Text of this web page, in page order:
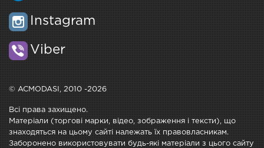
Instagram
Viber
© ACMODASI, 2010 -2026
Всі права захищено.
Матеріали (торгові марки, відео, зображення і тексти), що
знаходяться на цьому сайті належать їх правовласникам.
Заборонено використовувати будь-які матеріали з цього сайту